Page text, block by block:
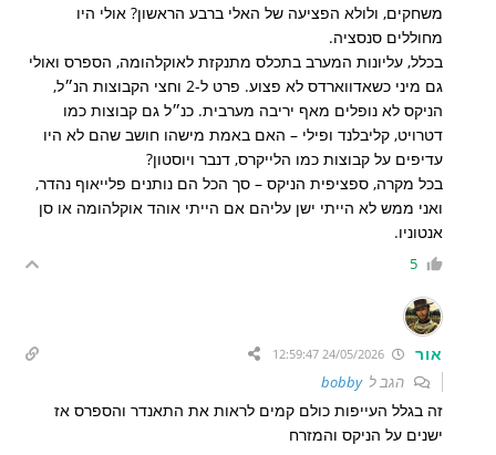
משחקים, ולולא הפציעה של האלי ברבע הראשון? אולי היו
מחוללים סנסציה.
בכלל, עליונות המערב בתכלס מתנקזת לאוקלהומה, הספרס ואולי
גם מיני כשאדווארדס לא פצוע. פרט ל-2 וחצי הקבוצות הנ״ל,
הניקס לא נופלים מאף יריבה מערבית. כנ״ל גם קבוצות כמו
דטרויט, קליבלנד ופילי – האם באמת מישהו חושב שהם לא היו
עדיפים על קבוצות כמו הלייקרס, דנבר ויוסטון?
בכל מקרה, ספציפית הניקס – סך הכל הם נותנים פלייאוף נהדר,
ואני ממש לא הייתי ישן עליהם אם הייתי אוהד אוקלהומה או סן
אנטוניו.
5
אור
הגב לbobby
זה בגלל העייפות כולם קמים לראות את התאנדר והספרס אז
ישנים על הניקס והמזרח